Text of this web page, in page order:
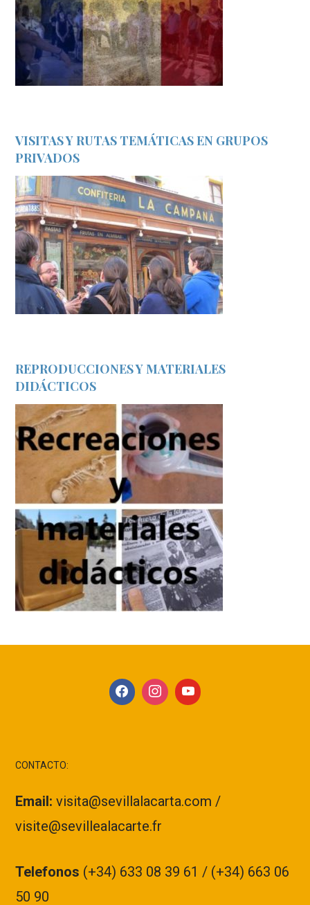
VISITAS Y RUTAS TEMÁTICAS EN GRUPOS
PRIVADOS
REPRODUCCIONES Y MATERIALES
DIDÁCTICOS
CONTACTO:
Email: visita@sevillalacarta.com /
visite@sevillealacarte.fr
Telefonos (+34) 633 08 39 61 / (+34) 663 06
50 90